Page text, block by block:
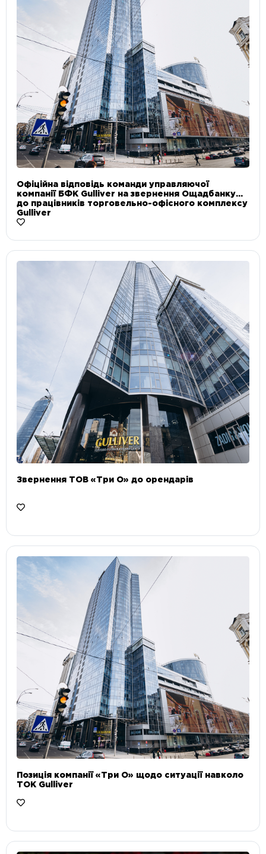
Офіційна відповідь команди управляючої
компанії БФК Gulliver на звернення Ощадбанку
до працівників торговельно-офісного комплексу
Gulliver
Звернення ТОВ «Три О» до орендарів
Позиція компанії «Три О» щодо ситуації навколо
ТОК Gulliver